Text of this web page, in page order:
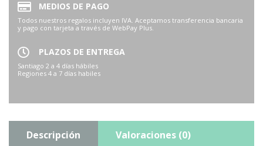
MEDIOS DE PAGO
Todos nuestros regalos incluyen IVA. Aceptamos transferencia bancaria
y pago con tarjeta a través de WebPay Plus.
PLAZOS DE ENTREGA
Santiago 2 a 4 días hábiles
Regiones 4 a 7 días habiles
Descripción Valoraciones (0)